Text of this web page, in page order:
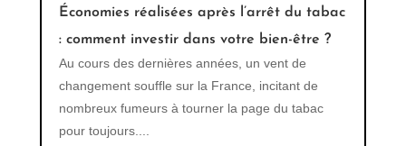
Économies réalisées après l’arrêt du tabac
: comment investir dans votre bien-être ?
Au cours des dernières années, un vent de
changement souffle sur la France, incitant de
nombreux fumeurs à tourner la page du tabac
pour toujours....